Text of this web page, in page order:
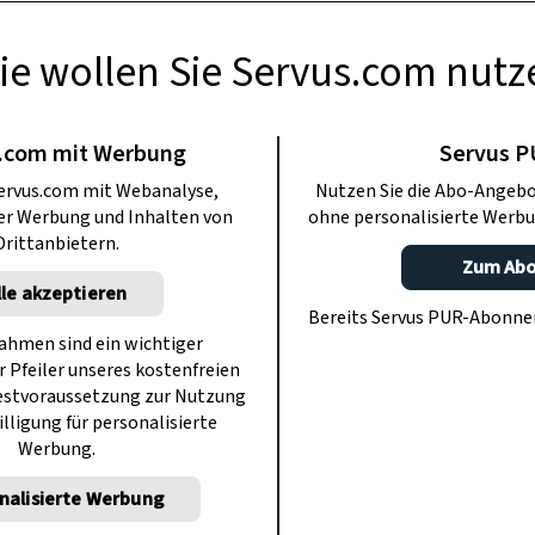
für
Entdecken Sie, wie der neue
jede Tasse perfektioniert.
wollen Sie Servus.com
mit Werbung
mit Webanalyse,
Werbung und Inhalten von
akzeptieren
sind ein wichtiger
unseres kostenfreien
zur Nutzung
für personalisierte
Werbung.
Werbung
Servus
Nutzen Sie die Abo-
ohne personalisierte
Zum
Bereits Servus PUR-